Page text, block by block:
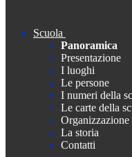
Scuola
Panoramica
Presentazione
I luoghi
Le persone
I numeri della
Le carte della
Organizzazione
La storia
Contatti